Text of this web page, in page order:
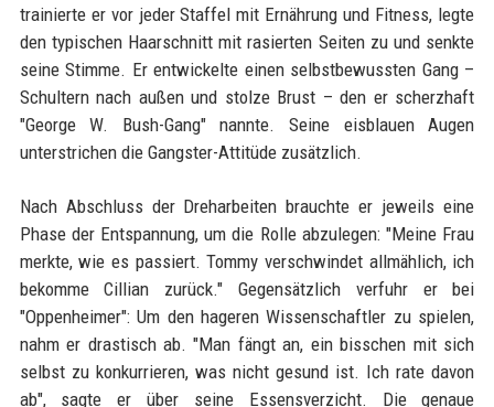
trainierte er vor jeder Staffel mit Ernährung und Fitness, legte
den typischen Haarschnitt mit rasierten Seiten zu und senkte
seine Stimme. Er entwickelte einen selbstbewussten Gang –
Schultern nach außen und stolze Brust – den er scherzhaft
"George W. Bush-Gang" nannte. Seine eisblauen Augen
unterstrichen die Gangster-Attitüde zusätzlich.
Nach Abschluss der Dreharbeiten brauchte er jeweils eine
Phase der Entspannung, um die Rolle abzulegen: "Meine Frau
merkte, wie es passiert. Tommy verschwindet allmählich, ich
bekomme Cillian zurück." Gegensätzlich verfuhr er bei
"Oppenheimer": Um den hageren Wissenschaftler zu spielen,
nahm er drastisch ab. "Man fängt an, ein bisschen mit sich
selbst zu konkurrieren, was nicht gesund ist. Ich rate davon
ab", sagte er über seine Essensverzicht. Die genaue